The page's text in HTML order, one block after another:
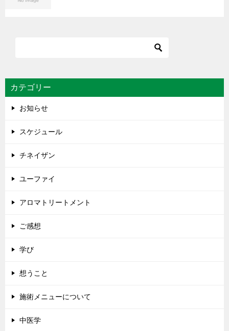
カテゴリー
お知らせ
スケジュール
チネイザン
ユーファイ
アロマトリートメント
ご感想
学び
想うこと
施術メニューについて
中医学